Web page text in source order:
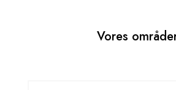
Vores